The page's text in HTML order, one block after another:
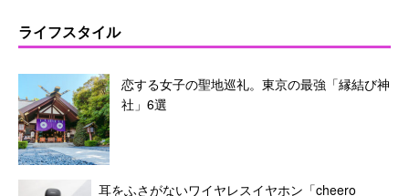
ライフスタイル
恋する女子の聖地巡礼。東京の最強「縁結び神
社」6選
耳をふさがないワイヤレスイヤホン「cheero